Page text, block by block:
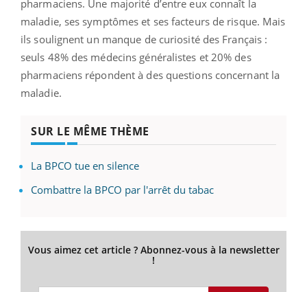
pharmaciens. Une majorité d’entre eux connaît la
maladie, ses symptômes et ses facteurs de risque. Mais
ils soulignent un manque de curiosité des Français :
seuls 48% des médecins généralistes et 20% des
pharmaciens répondent à des questions concernant la
maladie.
SUR LE MÊME THÈME
La BPCO tue en silence
Combattre la BPCO par l'arrêt du tabac
Vous aimez cet article ? Abonnez-vous à la newsletter
!